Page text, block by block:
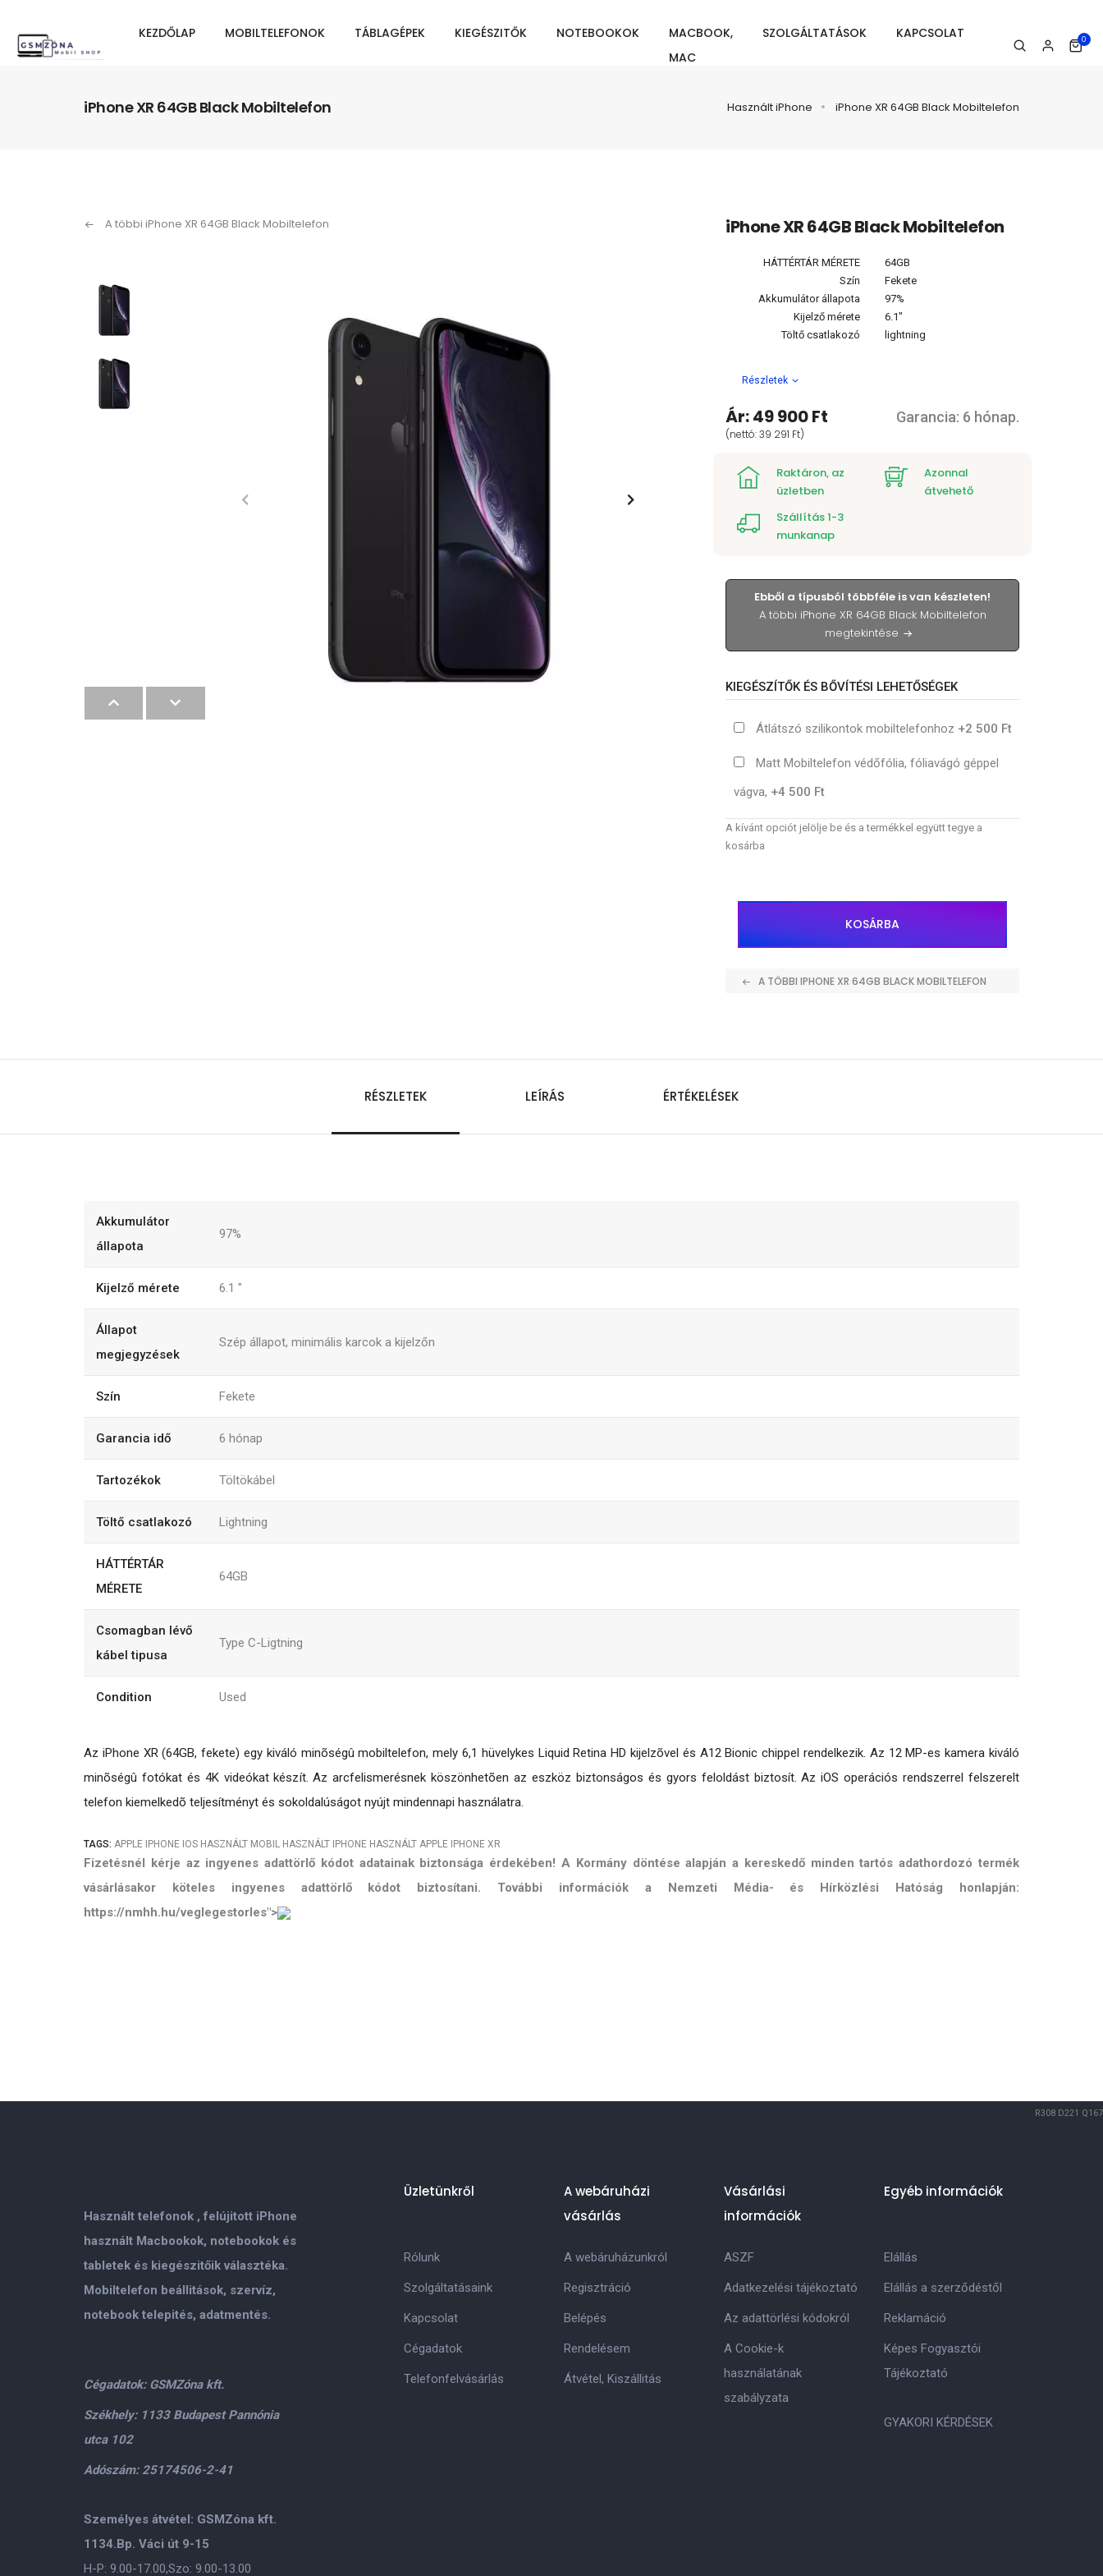
KEZDŐLAP MOBILTELEFONOK TÁBLAGÉPEK KIEGÉSZITŐK NOTEBOOKOK
MACBOOK,
MAC
SZOLGÁLTATÁSOK KAPCSOLAT 0
iPhone XR 64GB Black Mobiltelefon Használt iPhone iPhone XR 64GB Black Mobiltelefon
A többi iPhone XR 64GB Black Mobiltelefon iPhone XR 64GB Black Mobiltelefon
HÁTTÉRTÁR MÉRETE
64GB
Szín
Fekete
Akkumulátor állapota
97%
Kijelző mérete
6.1"
Töltő csatlakozó
lightning
Részletek
Ár: 49 900 Ft
(nettó: 39 291 Ft)
Garancia: 6 hónap.
Raktáron, az
üzletben
Azonnal
átvehető
Szállítás 1-3
munkanap
Ebből a típusból többféle is van készleten!
A többi iPhone XR 64GB Black Mobiltelefon
megtekintése
KIEGÉSZÍTŐK ÉS BŐVÍTÉSI LEHETŐSÉGEK
Átlátszó szilikontok mobiltelefonhoz +2 500 Ft
Matt Mobiltelefon védőfólia, fóliavágó géppel
vágva, +4 500 Ft
A kívánt opciót jelölje be és a termékkel együtt tegye a
kosárba
KOSÁRBA
A TÖBBI IPHONE XR 64GB BLACK MOBILTELEFON
RÉSZLETEK LEÍRÁS ÉRTÉKELÉSEK
Akkumulátor
állapota
97%
Kijelző mérete 6.1 "
Állapot
megjegyzések
Szép állapot, minimális karcok a kijelzőn
Szín Fekete
Garancia idő 6 hónap
Tartozékok Töltökábel
Töltő csatlakozó Lightning
HÁTTÉRTÁR
MÉRETE
64GB
Csomagban lévő
kábel tipusa
Type C-Ligtning
Condition Used
Az iPhone XR (64GB, fekete) egy kiváló minõségû mobiltelefon, mely 6,1 hüvelykes Liquid Retina HD kijelzõvel és A12 Bionic chippel rendelkezik. Az 12 MP-es kamera kiváló
minõségû fotókat és 4K videókat készít. Az arcfelismerésnek köszönhetõen az eszköz biztonságos és gyors feloldást biztosít. Az iOS operációs rendszerrel felszerelt
telefon kiemelkedõ teljesítményt és sokoldalúságot nyújt mindennapi használatra.
TAGS: APPLE IPHONE IOS HASZNÁLT MOBIL HASZNÁLT IPHONE HASZNÁLT APPLE IPHONE XR
Fizetésnél kérje az ingyenes adattörlő kódot adatainak biztonsága érdekében! A Kormány döntése alapján a kereskedő minden tartós adathordozó termék
vásárlásakor köteles ingyenes adattörlő kódot biztosítani. További információk a Nemzeti Média- és Hírközlési Hatóság honlapján:
https://nmhh.hu/veglegestorles">
R308 D221 Q167
Használt telefonok , felújitott iPhone
használt Macbookok, notebookok és
tabletek és kiegészitőik választéka.
Mobiltelefon beállitások, szervíz,
notebook telepités, adatmentés.
Cégadatok: GSMZóna kft.
Székhely: 1133 Budapest Pannónia
utca 102
Adószám: 25174506-2-41
Személyes átvétel: GSMZóna kft.
1134.Bp. Váci út 9-15
H-P: 9.00-17.00,Szo: 9.00-13.00
Üzletünkről
Rólunk
Szolgáltatásaink
Kapcsolat
Cégadatok
Telefonfelvásárlás
A webáruházi
vásárlás
A webáruházunkról
Regisztráció
Belépés
Rendelésem
Átvétel, Kiszállitás
Vásárlási
információk
ASZF
Adatkezelési tájékoztató
Az adattörlési kódokról
A Cookie-k
használatának
szabályzata
Egyéb információk
Elállás
Elállás a szerződéstől
Reklamáció
Képes Fogyasztói
Tájékoztató
GYAKORI KÉRDÉSEK